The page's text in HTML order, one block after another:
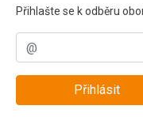
Přihlašte se k odběru
Přihlásit